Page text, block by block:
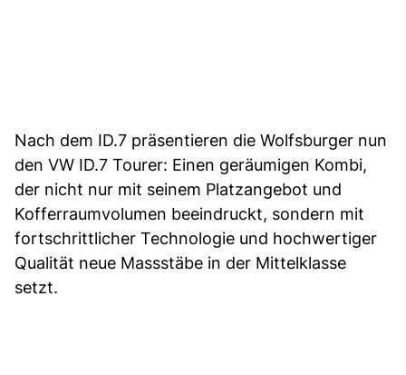
Nach dem ID.7 präsentieren die Wolfsburger nun
den VW ID.7 Tourer: Einen geräumigen Kombi,
der nicht nur mit seinem Platzangebot und
Kofferraumvolumen beeindruckt, sondern mit
fortschrittlicher Technologie und hochwertiger
Qualität neue Massstäbe in der Mittelklasse
setzt.